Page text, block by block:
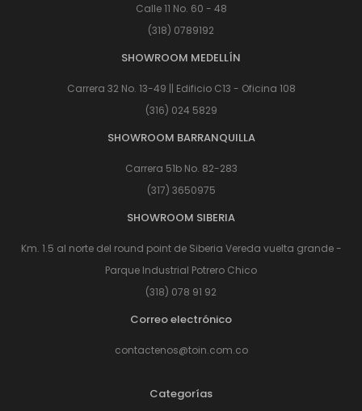
Calle 11 No. 60 - 48
(318) 0789192
SHOWROOM MEDELLÍN
Carrera 32 No. 13-49 || Edificio C13 - Oficina 108
(316) 024 5829
SHOWROOM BARRANQUILLA
Carrera 51b No. 82-283
(317) 3650975
SHOWROOM SIBERIA
Km. 1.5 al norte del round point de Siberia Vereda vuelta grande -
Parque Industrial Potrero Chico
(318) 078 91 92
Correo electrónico
contactenos@toin.com.co
Categorías